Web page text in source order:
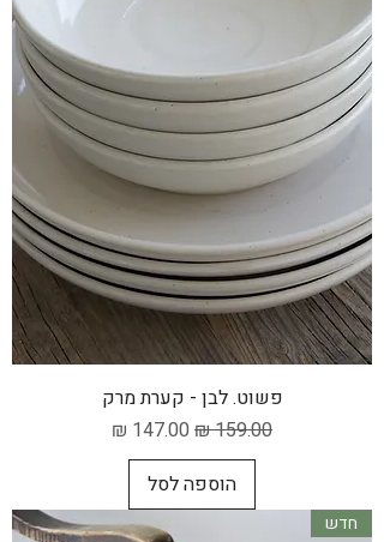
פשוט. לבן - קערת מרק
מחיר רגיל מחיר מבצע
הוספה לסל
חדש